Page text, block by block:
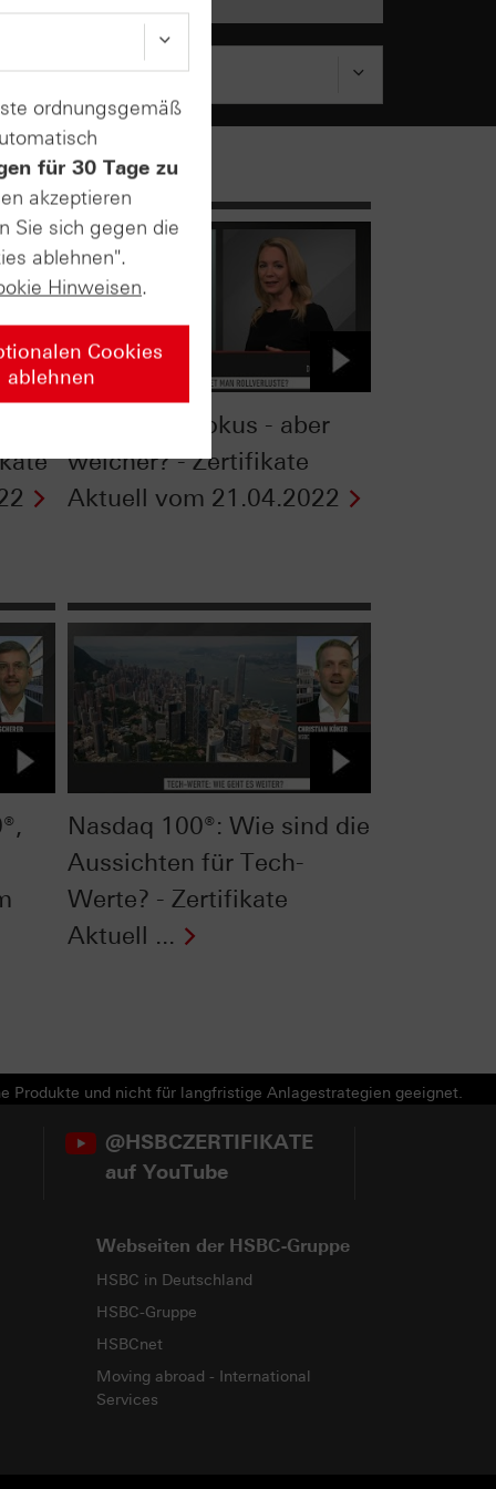
Ölpreis im Fokus - aber
welcher? - Zertifikate
Aktuell vom 21.04.2022
Nasdaq 100®: Wie sind die
Aussichten für Tech-
Werte? - Zertifikate
Aktuell ...
Produkte und nicht für langfristige Anlagestrategien geeignet.
@HSBCZERTIFIKATE
auf YouTube
Webseiten der HSBC-Gruppe
HSBC in Deutschland
HSBC-Gruppe
HSBCnet
Moving abroad - International
Services
ordnungsgemäß
für 30 Tage zu
akzeptieren
Sie sich gegen die
ablehnen".
Hinweisen.
Cookies
ablehnen